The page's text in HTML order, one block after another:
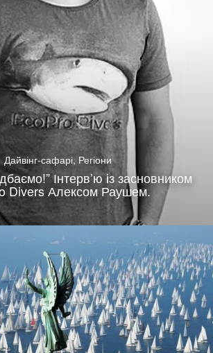
Дайвінг-сафарі, Регіони
Інтерв’ю із засновником
Divers Алексом Раушем.